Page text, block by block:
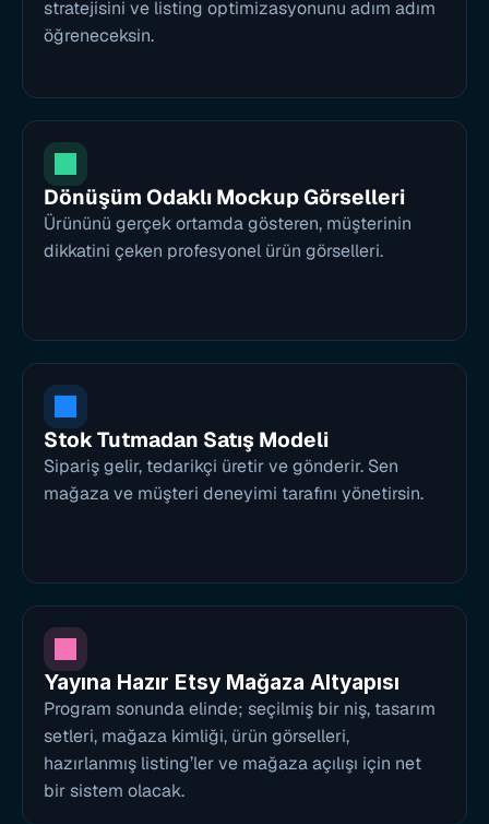
stratejisini ve listing optimizasyonunu adım adım
öğreneceksin.
Dönüşüm Odaklı Mockup Görselleri
Ürününü gerçek ortamda gösteren, müşterinin
dikkatini çeken profesyonel ürün görselleri.
Stok Tutmadan Satış Modeli
Sipariş gelir, tedarikçi üretir ve gönderir. Sen
mağaza ve müşteri deneyimi tarafını yönetirsin.
Yayına Hazır Etsy Mağaza Altyapısı
Program sonunda elinde; seçilmiş bir niş, tasarım
setleri, mağaza kimliği, ürün görselleri,
hazırlanmış listing’ler ve mağaza açılışı için net
bir sistem olacak.